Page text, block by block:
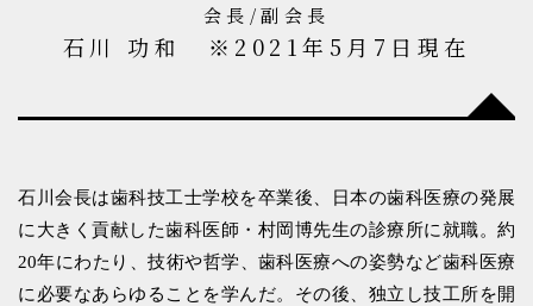
会⻑/副会長
⽯川 功和 ※2021年5月7日現在
石川会長は歯科技工士学校を卒業後、日本の歯科医療の発展
に大きく貢献した歯科医師・村岡博先生の診療所に就職。約
20年にわたり、技術や哲学、歯科医療への姿勢など歯科医療
に必要なあらゆることを学んだ。その後、独立し技工所を開